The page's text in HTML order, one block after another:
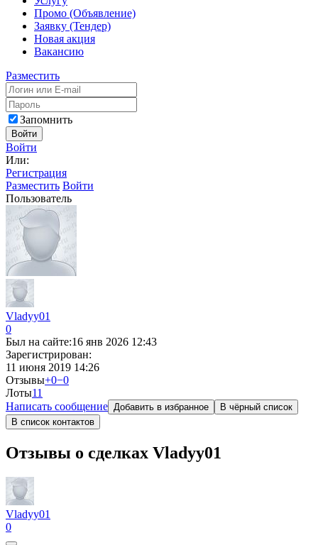
Промо (Объявление)
Заявку (Тендер)
Новая акция
Вакансию
Разместить
Запомнить
Войти
Войти
Или:
Регистрация
Разместить Войти
Пользователь
Vladyy01
0
Был на сайте:16 янв 2026 12:43
Зарегистрирован:
11 июня 2019 14:26
Отзывы+0−0
Лоты11
Написать сообщение Добавить в избранное
В чёрный список
В список контактов
Отзывы о сделках Vladyy01
Vladyy01
0